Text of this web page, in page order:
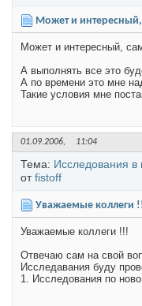
Может и
Может и интересный,
А выполнять все это
А по времени это мне
Такие условия мне
01.09.2006, 11:04
Тема: Исследования
отfistoff
Уважаемые коллеги
Уважаемые коллеги !!!
Отвечаю сам на свой
Исследавания буду
1. Исследования по